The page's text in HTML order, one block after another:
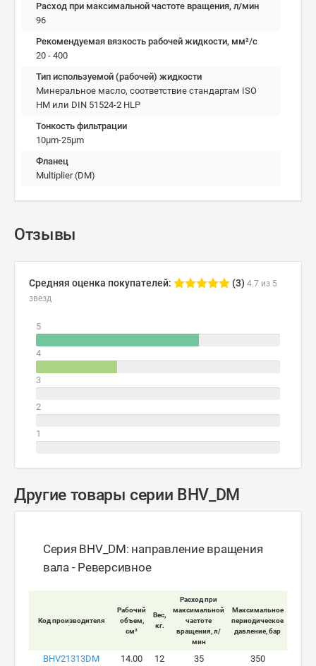
Расход при максимальной частоте вращения, л/мин
96
Рекомендуемая вязкость рабочей жидкости, мм²/с
20 - 400
Тип используемой (рабочей) жидкости
Минеральное масло, соответствие стандартам ISO
HM или DIN 51524-2 HLP
Тонкость фильтрации
10µm-25µm
Фланец
Multiplier (DM)
Отзывы
Средняя оценка покупателей: (3) 4.7 из 5
звезд
5
4
3
2
1
Другие товары серии BHV_DM
Серия BHV_DM: направление вращения
вала - Реверсивное
Код производителя
Рабочий
объем,
см³
Вес,
кг.
Расход при
максимальной
частоте
вращения, л/
мин
Максимальное
периодическое
давление, бар
BHV21313DM 14.00 12 35 350